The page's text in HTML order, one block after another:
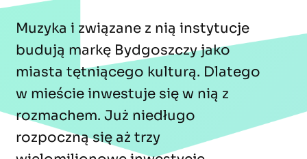
Muzyka i związane z nią instytucje
budują markę Bydgoszczy jako
miasta tętniącego kulturą. Dlatego
w mieście inwestuje się w nią z
rozmachem. Już niedługo
rozpoczną się aż trzy